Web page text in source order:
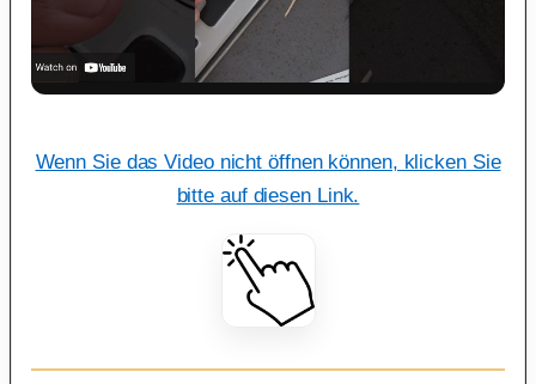
Wenn Sie das Video nicht öffnen können, klicken Sie
bitte auf diesen Link.